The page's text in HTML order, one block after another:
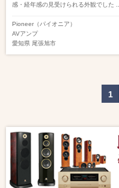
感・経年感の見受けられる外観でした ...
Pioneer（パイオニア）
AVアンプ
愛知県 尾張旭市
1